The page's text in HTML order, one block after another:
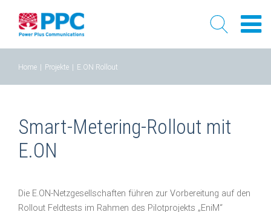
content
Home Projekte E.ON Rollout
Smart-Metering-Rollout mit
E.ON
Die E.ON-Netzgesellschaften führen zur Vorbereitung auf den
Rollout Feldtests im Rahmen des Pilotprojekts „EniM“